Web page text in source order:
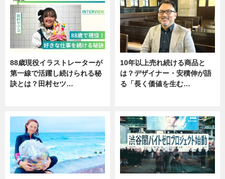
88歳現役イラストレーターが
第一線で活躍し続けられる秘
訣とは？田村セツ…
10年以上売れ続ける商品と
は？デザイナー・安積伸が語
る「長く価値を生む…